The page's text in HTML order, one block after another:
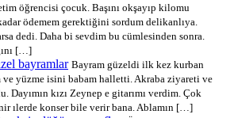
öğrencisi çocuk. Başını okşayıp kilomu
ödemem gerektiğini sordum delikanlıya.
dedi. Daha bi sevdim bu cümlesinden sonra.
[…]
bayramlar Bayram güzeldi ilk kez kurban
yüzme isini babam halletti. Akraba ziyareti ve
Dayımın kızı Zeynep e gitarımı verdim. Çok
ılerde konser bile verir bana. Ablamın […]